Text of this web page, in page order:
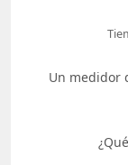
Un medidor